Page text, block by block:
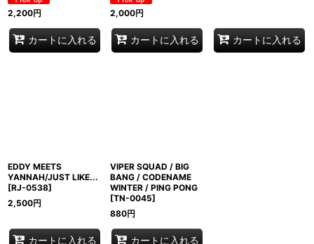
2,200円
カートに入れる
2,000円
カートに入れる カートに入れる
EDDY MEETS
YANNAH/JUST LIKE...
[RJ-0538]
2,500円
カートに入れる
VIPER SQUAD / BIG
BANG / CODENAME
WINTER / PING PONG
[TN-0045]
880円
カートに入れる